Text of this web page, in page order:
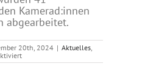
Kamerad:innen
abgearbeitet.
20th, 2024 | Aktuelles,
für
14.-15.09